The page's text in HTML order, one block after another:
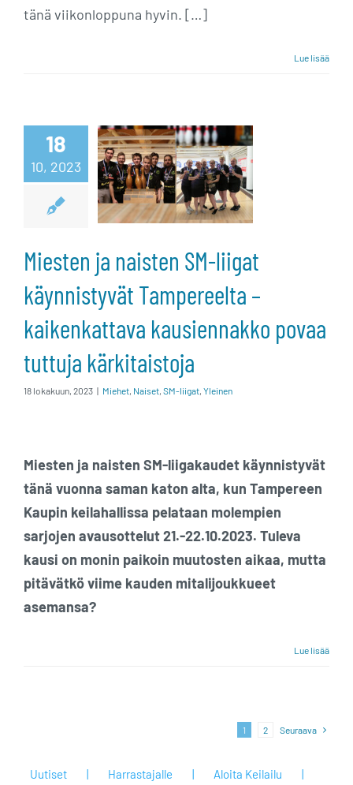
tänä viikonloppuna hyvin. […]
Lue lisää
18
10, 2023
käynnistyvät
Tampereelta –
kaikenkattava
kausiennakko
povaa tuttuja
kärkitaistoja
Miesten ja naisten SM-liigat
käynnistyvät Tampereelta –
kaikenkattava kausiennakko povaa
tuttuja kärkitaistoja
18 lokakuun, 2023 | Miehet, Naiset, SM-liigat, Yleinen
Miesten ja naisten SM-liigakaudet käynnistyvät
tänä vuonna saman katon alta, kun Tampereen
Kaupin keilahallissa pelataan molempien
sarjojen avausottelut 21.-22.10.2023. Tuleva
kausi on monin paikoin muutosten aikaa, mutta
pitävätkö viime kauden mitalijoukkueet
asemansa?
Lue lisää
1 2 Seuraava
Uutiset Harrastajalle
Aloita Keilailu